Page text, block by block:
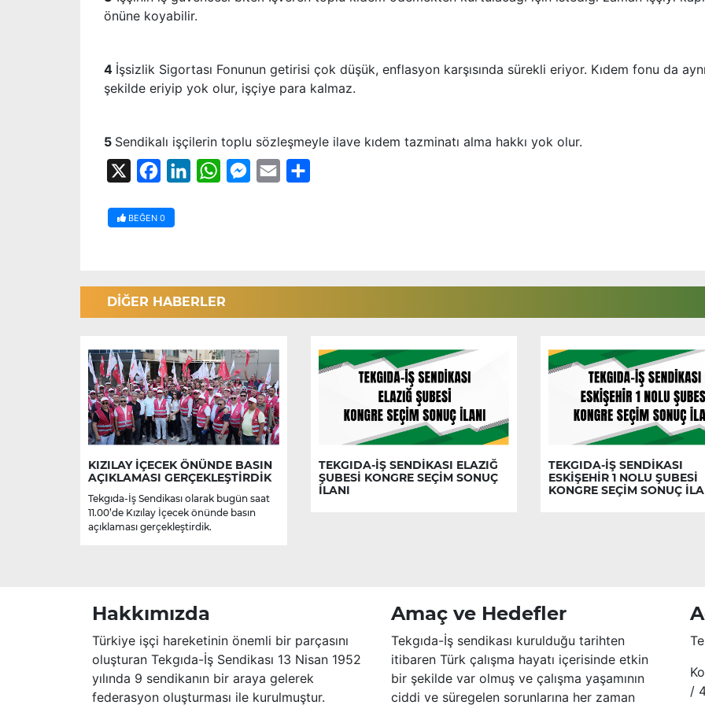
önüne koyabilir.
4 İşsizlik Sigortası Fonunun getirisi çok düşük, enflasyon karşısında sürekli eriyor. Kıdem fonu da
şekilde eriyip yok olur, işçiye para kalmaz.
5 Sendikalı işçilerin toplu sözleşmeyle ilave kıdem tazminatı alma hakkı yok olur.
FacebookLinkedInWhatsAppMessenger
Email
BEĞEN 0
DİĞER HABERLER
KIZILAY İÇECEK ÖNÜNDE BASIN
AÇIKLAMASI GERÇEKLEŞTİRDİK
Tekgıda-İş Sendikası olarak bugün saat
11.00’de Kızılay İçecek önünde basın
açıklaması gerçekleştirdik.
TEKGIDA-İŞ SENDİKASI ELAZIĞ
ŞUBESİ KONGRE SEÇİM SONUÇ
İLANI
TEKGIDA-İŞ SENDİKASI
ESKİŞEHİR 1 NOLU ŞUBESİ
KONGRE SEÇİM SONUÇ
Hakkımızda
Türkiye işçi hareketinin önemli bir parçasını
oluşturan Tekgıda-İş Sendikası 13 Nisan 1952
yılında 9 sendikanın bir araya gelerek
federasyon oluşturması ile kurulmuştur.
Amaç ve Hedefler
Tekgıda-İş sendikası kurulduğu tarihten
itibaren Türk çalışma hayatı içerisinde etkin
bir şekilde var olmuş ve çalışma yaşamının
ciddi ve süregelen sorunlarına her zaman
/